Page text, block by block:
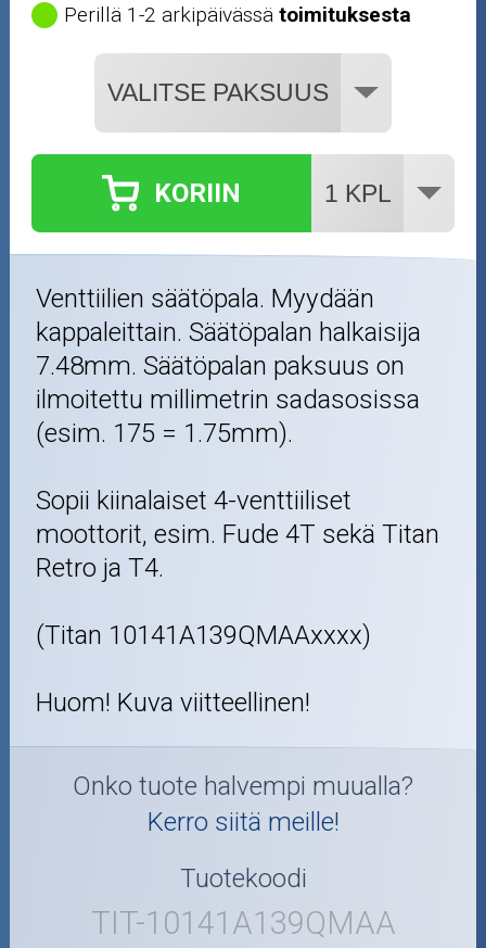
Perillä 1-2 arkipäivässätoimituksesta
KORIIN
Venttiilien säätöpala. Myydään
kappaleittain. Säätöpalan halkaisija
7.48mm. Säätöpalan paksuus on
ilmoitettu millimetrin sadasosissa
(esim. 175 = 1.75mm).
Sopii kiinalaiset 4-venttiiliset
moottorit, esim. Fude 4T sekä Titan
Retro ja T4.
(Titan 10141A139QMAAxxxx)
Huom! Kuva viitteellinen!
Onko tuote halvempi muualla?
Kerro siitä meille!
Tuotekoodi
TIT-10141A139QMAA